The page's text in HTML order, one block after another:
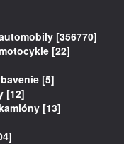
[356770]
[22]
[5]
[12]
[13]